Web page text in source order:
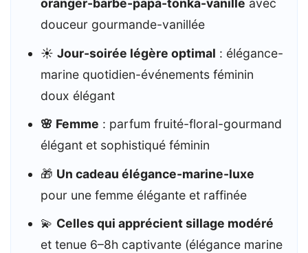
oranger-barbe-papa-tonka-vanille avec
douceur gourmande-vanillée
☀️ Jour-soirée légère optimal : élégance-
marine quotidien-événements féminin
doux élégant
🌸 Femme : parfum fruité-floral-gourmand
élégant et sophistiqué féminin
🎁 Un cadeau élégance-marine-luxe
pour une femme élégante et raffinée
💫 Celles qui apprécient sillage modéré
et tenue 6–8h captivante (élégance marine